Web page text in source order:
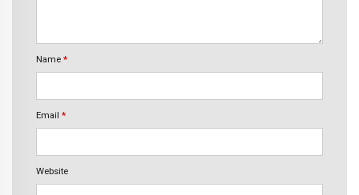
Name *
Email *
Website